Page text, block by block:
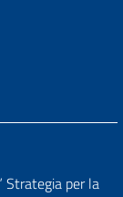
Strategia per la